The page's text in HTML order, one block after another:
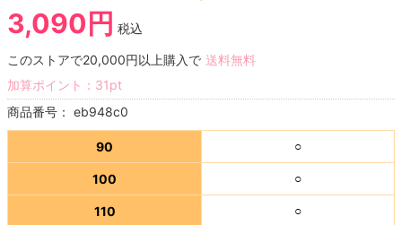
3,090円 税込
このストアで20,000円以上購入で 送料無料
加算ポイント： 31pt
商品番号： eb948c0
90 ○
100 ○
110 ○